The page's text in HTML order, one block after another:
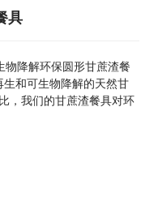
具
物降解环保圆形甘蔗渣餐
和可生物降解的天然甘
，我们的甘蔗渣餐具对环